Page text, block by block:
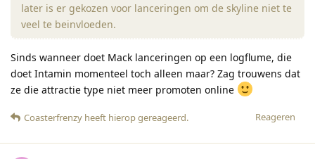
later is er gekozen voor lanceringen om de skyline niet te
veel te beinvloeden.
Sinds wanneer doet Mack lanceringen op een logflume, die
doet Intamin momenteel toch alleen maar? Zag trouwens dat
ze die attractie type niet meer promoten online
Reageren
Coasterfrenzy heeft hierop gereageerd.